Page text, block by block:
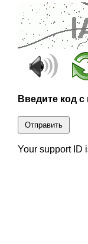
Введите код с
Отправить
Your support ID